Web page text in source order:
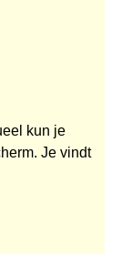
kun je
Je vindt